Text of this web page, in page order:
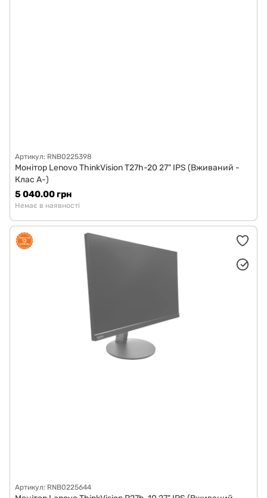
Артикул: RNB0225398
Монітор Lenovo ThinkVision T27h-20 27" IPS (Вживаний -
Клас A-)
5 040.00 грн
Немає в наявності
Артикул: RNB0225644